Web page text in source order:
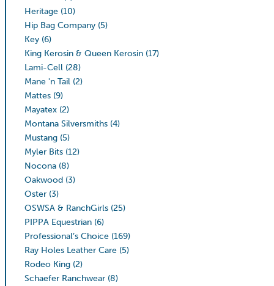
Heritage (10)
Hip Bag Company (5)
Key (6)
King Kerosin & Queen Kerosin (17)
Lami-Cell (28)
Mane 'n Tail (2)
Mattes (9)
Mayatex (2)
Montana Silversmiths (4)
Mustang (5)
Myler Bits (12)
Nocona (8)
Oakwood (3)
Oster (3)
OSWSA & RanchGirls (25)
PIPPA Equestrian (6)
Professional’s Choice (169)
Ray Holes Leather Care (5)
Rodeo King (2)
Schaefer Ranchwear (8)